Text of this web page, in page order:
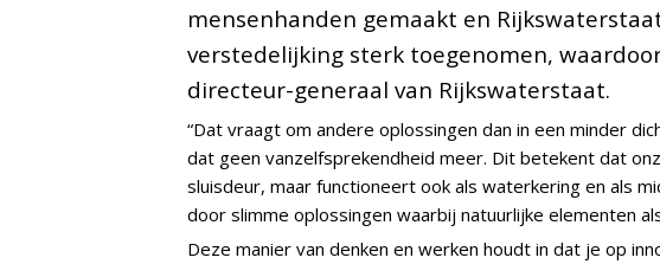
mensenhanden gemaakt en
verstedelijking sterk toegenomen,
directeur-generaal van Rijkswaterstaat.
“Dat vraagt om andere oplossingen dan in een minder
dat geen vanzelfsprekendheid meer. Dit betekent dat
sluisdeur, maar functioneert ook als waterkering en als
door slimme oplossingen waarbij natuurlijke elementen
Deze manier van denken en werken houdt in dat je op